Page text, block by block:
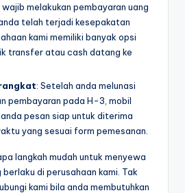
melakukan pembayaran uang
telah terjadi kesepakatan
kami memiliki banyak opsi
transfer atau cash datang ke
: Setelah anda melunasi
pembayaran pada H-3, mobil
pesan siap untuk diterima
yang sesuai form pemesanan.
langkah mudah untuk menyewa
di perusahaan kami. Tak
kami bila anda membutuhkan